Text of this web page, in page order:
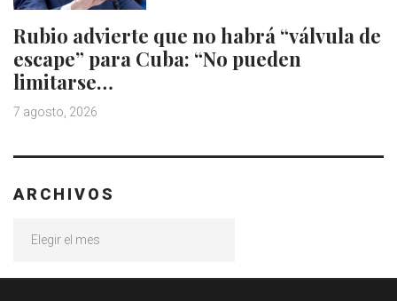
Rubio advierte que no habrá “válvula de
escape” para Cuba: “No pueden
limitarse…
7 agosto, 2026
ARCHIVOS